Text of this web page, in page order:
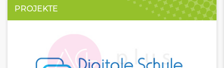
PROJEKTE